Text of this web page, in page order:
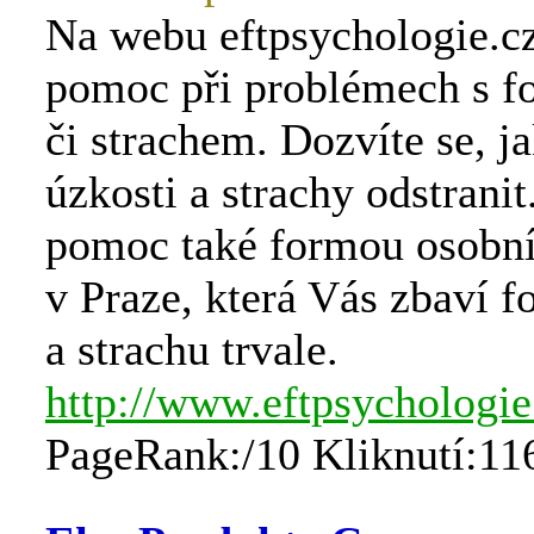
Na webu
pomoc při problémech s
či strachem. Dozvíte se,
úzkosti a strachy
pomoc také formou
v Praze, která Vás zbaví
a strachu trvale.
http://
PageRank:/10